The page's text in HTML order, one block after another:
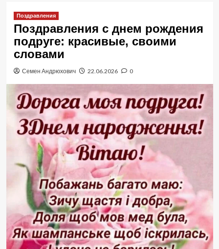
Поздравления
Поздравления с днем рождения
подруге: красивые, своими
словами
Семен Андрюхович 22.06.2026 0